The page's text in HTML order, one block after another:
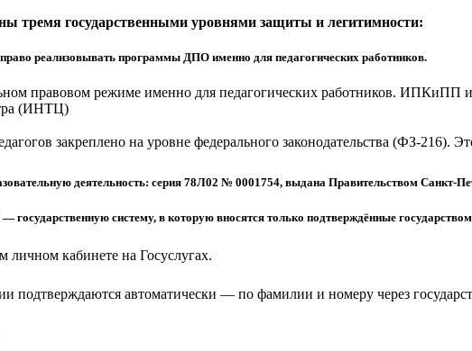
тремя государственными уровнями защиты и легитимности:
реализовывать программы ДПО именно для педагогических работников.
правовом режиме именно для педагогических работников. ИПКиПП
(ИНТЦ)
закреплено на уровне федерального законодательства (ФЗ-216).
деятельность: серия 78Л02 № 0001754, выдана Правительством Санкт-
систему, в которую вносятся только подтверждённые
личном кабинете на Госуслугах.
подтверждаются автоматически — по фамилии и номеру через